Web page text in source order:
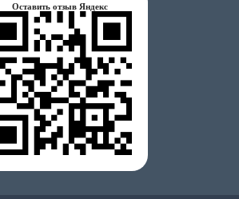
Оставить отзыв Яндекс